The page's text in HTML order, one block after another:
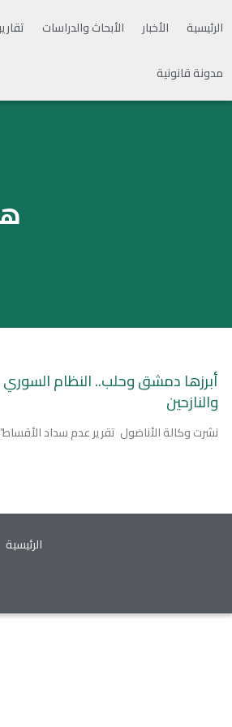
الرئيسية الأخبار الأبحاث والدراسات
مدونة قانونية
أبرزها دمشق وحلب.. النظام
والنازحين
نشرت وكالة الأناضول تقرير عدم سداد
الرئيسية